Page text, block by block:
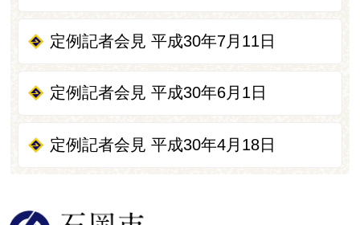
定例記者会見 平成30年7月11日
定例記者会見 平成30年6月1日
定例記者会見 平成30年4月18日